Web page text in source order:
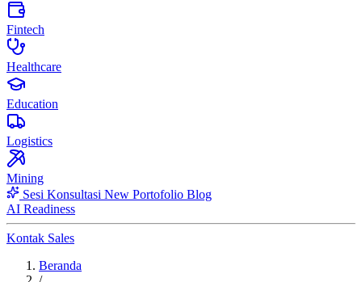
Fintech
Healthcare
Education
Logistics
Mining
Sesi Konsultasi New Portofolio Blog
AI Readiness
Kontak Sales
Beranda